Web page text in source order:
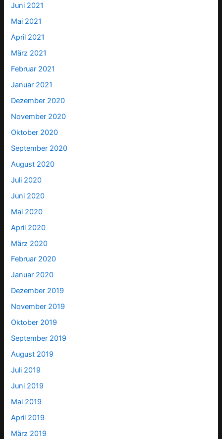
Juni 2021
Mai 2021
April 2021
März 2021
Februar 2021
Januar 2021
Dezember 2020
November 2020
Oktober 2020
September 2020
August 2020
Juli 2020
Juni 2020
Mai 2020
April 2020
März 2020
Februar 2020
Januar 2020
Dezember 2019
November 2019
Oktober 2019
September 2019
August 2019
Juli 2019
Juni 2019
Mai 2019
April 2019
März 2019